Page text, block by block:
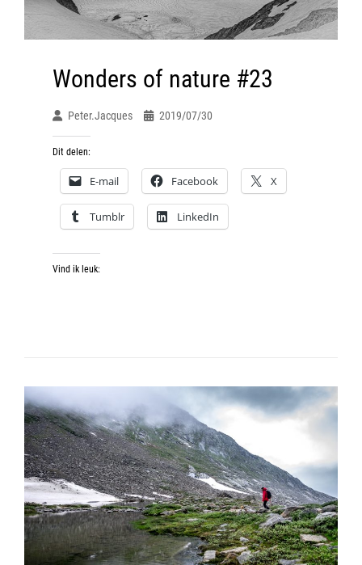
Wonders of nature #23
Peter.jacques 2019/07/30
Dit delen:
E-mail Facebook X
Tumblr LinkedIn
Vind ik leuk: